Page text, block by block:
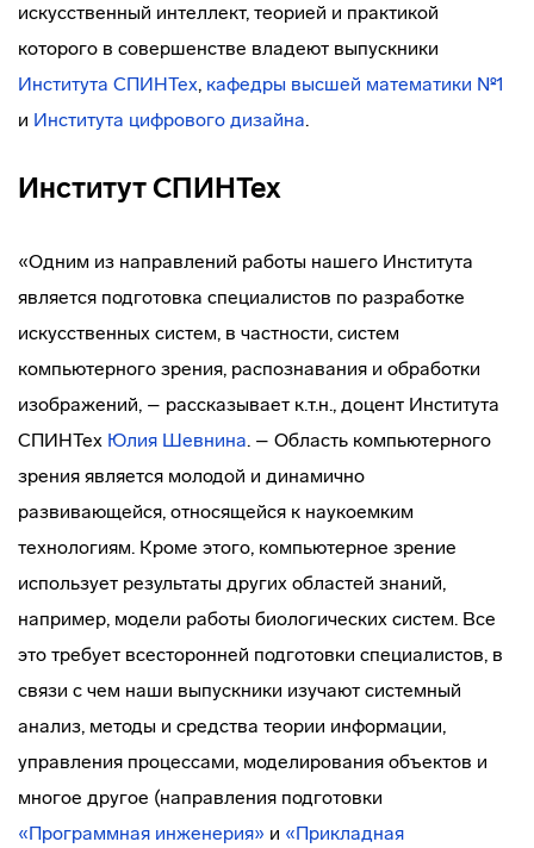
искусственный интеллект, теорией и практикой
которого в совершенстве владеют выпускники
Института СПИНТех, кафедры высшей математики №1
и Института цифрового дизайна.
Институт СПИНТех
«Одним из направлений работы нашего Института
является подготовка специалистов по разработке
искусственных систем, в частности, систем
компьютерного зрения, распознавания и обработки
изображений, – рассказывает к.т.н., доцент Института
СПИНТех Юлия Шевнина. – Область компьютерного
зрения является молодой и динамично
развивающейся, относящейся к наукоемким
технологиям. Кроме этого, компьютерное зрение
использует результаты других областей знаний,
например, модели работы биологических систем. Все
это требует всесторонней подготовки специалистов, в
связи с чем наши выпускники изучают системный
анализ, методы и средства теории информации,
управления процессами, моделирования объектов и
многое другое (направления подготовки
«Программная инженерия» и «Прикладная